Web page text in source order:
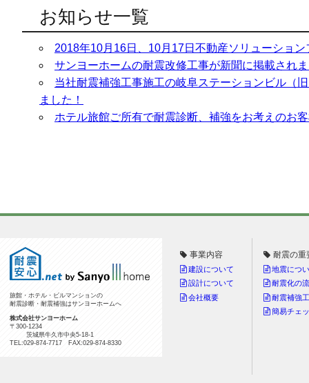
お知らせ一覧
2018年10月16日、10月17日不動産ソリューショ
サンヨーホームの耐震改修工事が新聞に掲載され
当社耐震補強工事施工の岐阜ステーションビル（
ました！
ホテル旅館ご所有で耐震診断、補強をお考えのお
旅館・ホテル・ビルマンションの
耐震診断・耐震補強はサンヨーホームへ
株式会社サンヨーホーム
〒300-1234
茨城県牛久市中央5-18-1
TEL:029-874-7717 FAX:029-874-8330
事業内容
建設について
設計について
会社概要
耐震の重
地震につ
耐震化の
耐震補強
簡易チェ